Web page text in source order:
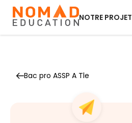
NOTRE PROJET
Bac pro ASSP A Tle